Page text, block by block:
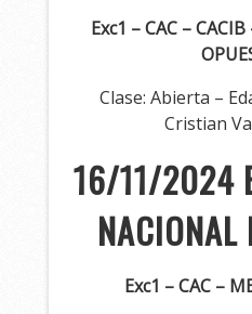
Exc1 – CAC – CACIB
Clase: Abierta –
Cristian
16/11/2024
NACIONAL
Exc1 – CAC –